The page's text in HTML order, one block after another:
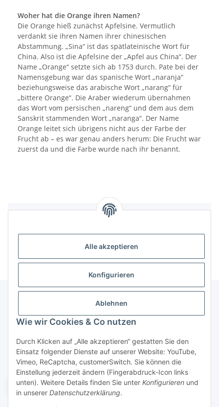
Alle akzeptieren
Konfigurieren
Ablehnen
Wie wir Cookies & Co nutzen
Durch Klicken auf „Alle akzeptieren“ gestatten Sie den
Einsatz folgender Dienste auf unserer Website: YouTube,
Vimeo, ReCaptcha, customerSwitch. Sie können die
Einstellung jederzeit ändern (Fingerabdruck-Icon links
unten). Weitere Details finden Sie unter Konfigurieren und
in unserer Datenschutzerklärung.
Woher hat die Orange ihren Namen?
Die Orange hieß zunächst Apfelsine. Vermutlich
verdankt sie ihren Namen ihrer chinesischen
Abstammung. „Sina“ ist das spätlateinische Wort für
China. Also ist die Apfelsine der „Apfel aus China“. Der
Name „Orange“ setzte sich ab 1753 durch. Pate bei der
Namensgebung war das spanische Wort „naranja“
beziehungsweise das arabische Wort „narang“ für
„bittere Orange“. Die Araber wiederum übernahmen
das Wort vom persischen „nareng“ und dem aus dem
Sanskrit stammenden Wort „naranga“. Der Name
Orange leitet sich übrigens nicht aus der Farbe der
Frucht ab – es war genau anders herum: Die Frucht war
zuerst da und die Farbe wurde nach ihr benannt.
Informationen
Gesetzliche Informationen
Widerruf einreichen